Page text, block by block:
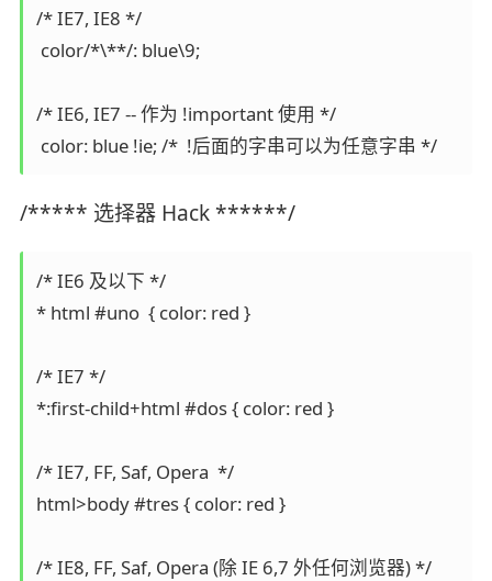
/* IE7, IE8 */
color/*\**/: blue\9;
/* IE6, IE7 -- 作为 !important 使用 */
color: blue !ie; /*  !后面的字串可以为任意字串 */
/***** 选择器 Hack ******/
/* IE6 及以下 */
* html #uno  { color: red }
/* IE7 */
*:first-child+html #dos { color: red }
/* IE7, FF, Saf, Opera  */
html>body #tres { color: red }
/* IE8, FF, Saf, Opera (除 IE 6,7 外任何浏览器) */